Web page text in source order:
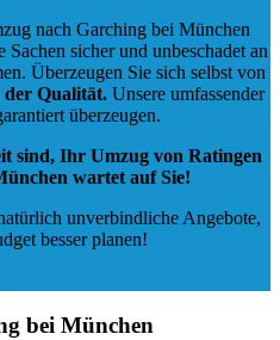
nach Garching bei München
sicher und unbeschadet an
Überzeugen Sie sich selbst von
der Qualität. Unsere umfassender
überzeugen.
sind, Ihr Umzug von Ratingen
wartet auf Sie!
unverbindliche Angebote,
besser planen!
bei München